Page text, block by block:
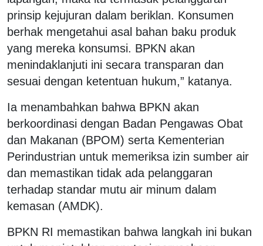
prinsip kejujuran dalam beriklan. Konsumen
berhak mengetahui asal bahan baku produk
yang mereka konsumsi. BPKN akan
menindaklanjuti ini secara transparan dan
sesuai dengan ketentuan hukum,” katanya.
Ia menambahkan bahwa BPKN akan
berkoordinasi dengan Badan Pengawas Obat
dan Makanan (BPOM) serta Kementerian
Perindustrian untuk memeriksa izin sumber air
dan memastikan tidak ada pelanggaran
terhadap standar mutu air minum dalam
kemasan (AMDK).
BPKN RI memastikan bahwa langkah ini bukan